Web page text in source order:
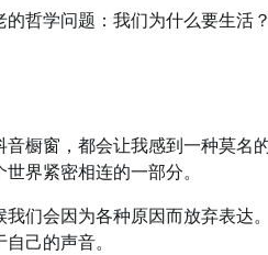
哲学问题：我们为什么要生活
音橱窗，都会让我感到一种莫名
界紧密相连的一部分。
我们会因为各种原因而放弃表达
己的声音。